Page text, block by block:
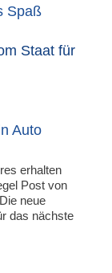
Spaß
Staat für
Auto
erhalten
Post von
neue
das nächste